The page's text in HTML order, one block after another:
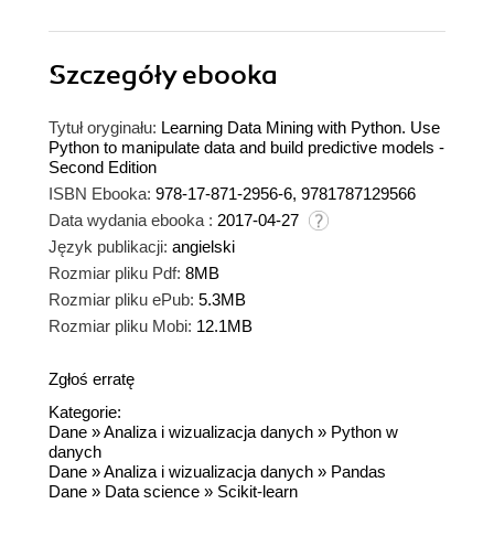
Szczegółyebooka
Tytuł oryginału: Learning Data Mining with Python. Use
Python to manipulate data and build predictive models -
Second Edition
ISBN Ebooka: 978-17-871-2956-6, 9781787129566
Data wydania ebooka : 2017-04-27
Język publikacji: angielski
Rozmiar pliku Pdf: 8MB
Rozmiar pliku ePub: 5.3MB
Rozmiar pliku Mobi: 12.1MB
Zgłoś erratę
Kategorie:
Dane »Analiza i wizualizacja danych » Python w
danych
Dane »Analiza i wizualizacja danych » Pandas
Dane » Data science » Scikit-learn